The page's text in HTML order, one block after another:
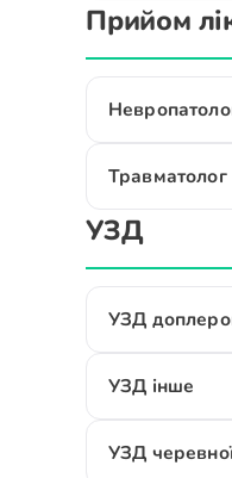
Прийом
Травматолог
УЗД
УЗД
УЗД інше
УЗД